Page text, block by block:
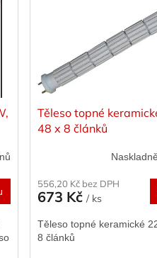
Těleso topné
48 x 8 článků
556,20 Kč bez DPH
673 Kč/ ks
Těleso topné keramické
8 článků